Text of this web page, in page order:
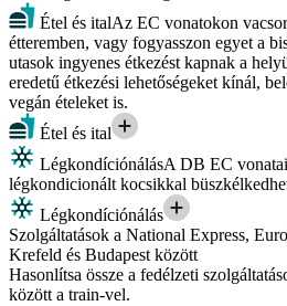
Étel és italAz EC vonatokon
étteremben, vagy fogyasszon egyet a
utasok ingyenes étkezést kapnak a
eredetű étkezési lehetőségeket kínál,
vegán ételeket is.
Étel és ital
LégkondíciónálásA DB EC
légkondicionált kocsikkal
Légkondíciónálás
Szolgáltatások a National Express,
Krefeld és Budapest között
Hasonlítsa össze a fedélzeti
között a train-vel.